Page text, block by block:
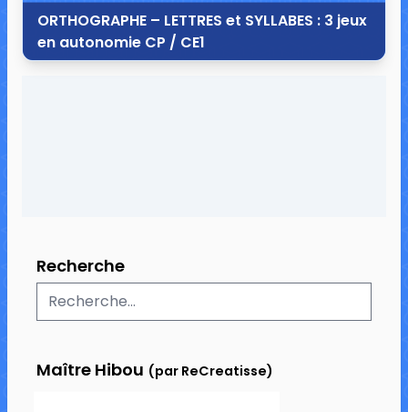
ORTHOGRAPHE – LETTRES et SYLLABES : 3 jeux
en autonomie CP / CE1
Recherche
Maître Hibou (par ReCreatisse)